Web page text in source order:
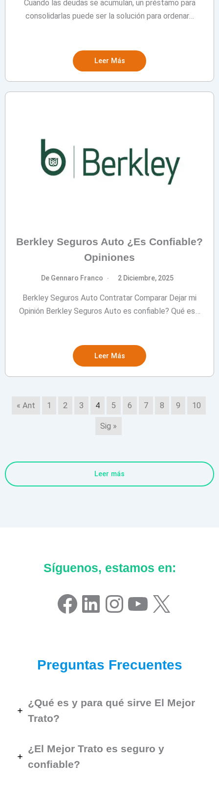
Cuando las deudas se acumulan, un préstamo para
consolidarlas puede ser la solución para ordenar…
Leer Más
Berkley Seguros Auto ¿Es Confiable?
Opiniones
De Gennaro Franco 2 Diciembre, 2025
Berkley Seguros Auto Contratar Comparar Dejar mi
Opinión Berkley Seguros Auto es confiable? Qué es…
Leer Más
« Ant 1 2 3 4 5 6 7 8 9 10
Sig »
Leer más
Síguenos, estamos en:
Facebook
LinkedIn
Instagram
YouTube
X
Preguntas Frecuentes
¿Qué es y para qué sirve El Mejor
Trato?
¿El Mejor Trato es seguro y
confiable?